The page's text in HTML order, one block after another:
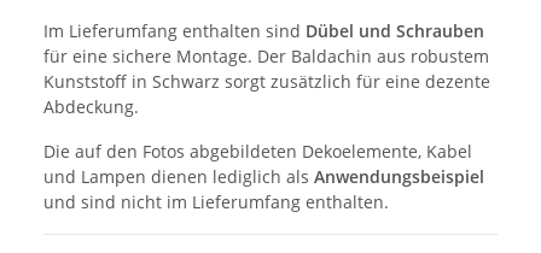
Im Lieferumfang enthalten sind Dübel und Schrauben
für eine sichere Montage. Der Baldachin aus robustem
Kunststoff in Schwarz sorgt zusätzlich für eine dezente
Abdeckung.
Die auf den Fotos abgebildeten Dekoelemente, Kabel
und Lampen dienen lediglich als Anwendungsbeispiel
und sind nicht im Lieferumfang enthalten.